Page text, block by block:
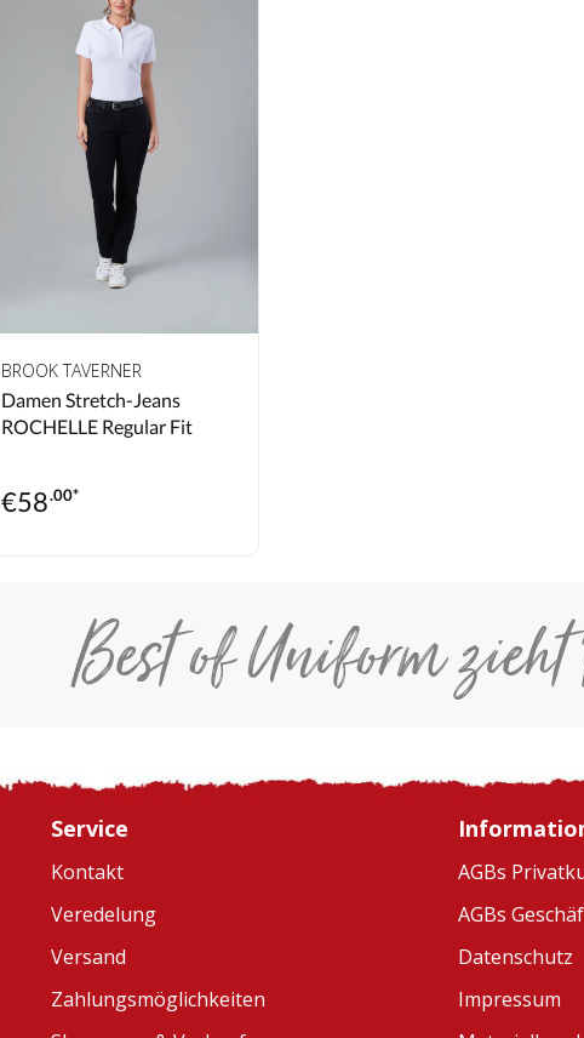
BROOK TAVERNER
Damen Stretch-Jeans
ROCHELLE Regular Fit
€58.00*
Best of Uniform
Service
Kontakt
Veredelung
Versand
Zahlungsmöglichkeiten
AGBs
AGBs
Datenschutz
Impressum